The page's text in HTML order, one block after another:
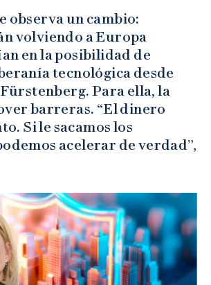
observa un cambio:
volviendo a Europa
en la posibilidad de
tecnológica desde
Fürstenberg. Para ella, la
barreras. “El dinero
Si le sacamos los
acelerar de verdad”,